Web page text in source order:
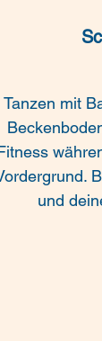
Tanzen mit
und